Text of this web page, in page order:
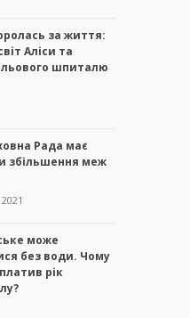
за життя:
Аліси та
шпиталю
Рада має
збільшення меж
може
без води. Чому
рік